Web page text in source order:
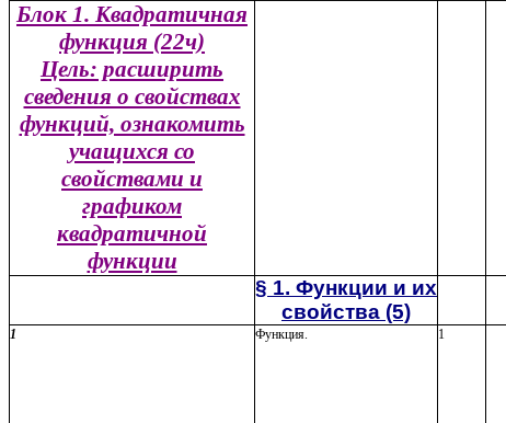
Блок 1. Квадратичная
функция (22ч)
Цель: расширить
сведения о свойствах
функций, ознакомить
учащихся со
свойствами и
графиком
квадратичной
функции
§ 1. Функции и их
свойства (5)
1 Функция. 1